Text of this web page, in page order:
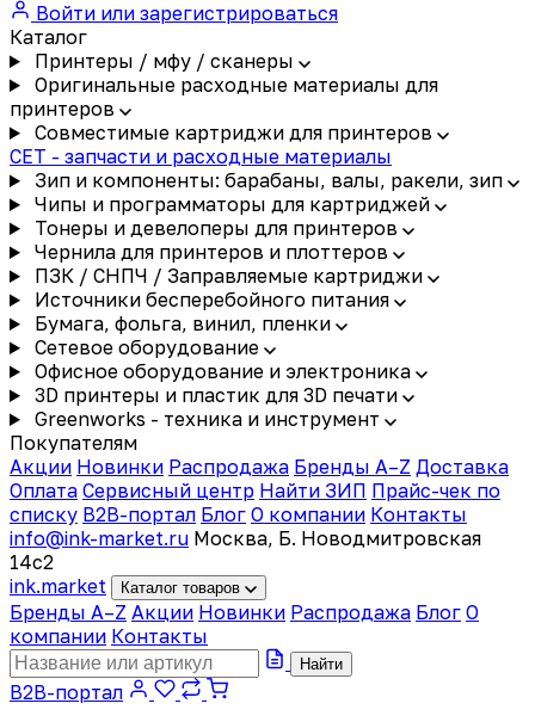
Войти или зарегистрироваться
Каталог
Принтеры / мфу / сканеры
Оригинальные расходные материалы для
принтеров
Совместимые картриджи для принтеров
CET - запчасти и расходные материалы
Зип и компоненты: барабаны, валы, ракели, зип
Чипы и программаторы для картриджей
Тонеры и девелоперы для принтеров
Чернила для принтеров и плоттеров
ПЗК / СНПЧ / Заправляемые картриджи
Источники бесперебойного питания
Бумага, фольга, винил, пленки
Сетевое оборудование
Офисное оборудование и электроника
3D принтеры и пластик для 3D печати
Greenworks - техника и инструмент
Покупателям
Акции Новинки Распродажа Бренды A–Z Доставка
Оплата Сервисный центр Найти ЗИП Прайс-чек по
списку B2B-портал Блог О компании Контакты
info@ink-market.ru Москва, Б. Новодмитровская
14с2
ink.market Каталог товаров
Бренды A–Z Акции Новинки Распродажа Блог О
компании Контакты
Найти
B2B-портал